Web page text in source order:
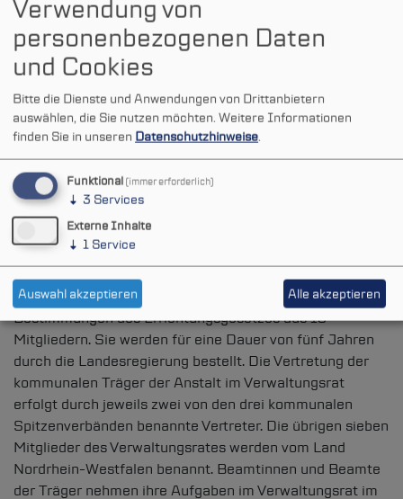
Gemeinden, Kreise und Landschaftsverbände des Landes
Nordrhein-Westfalen, die der Anstalt beigetreten sind.
Mehr erfahren
Der Verwaltungsrat der
d-NRWAöR
Der Verwaltungsrat der
AöR besteht nach den
Bestimmungen des Errichtungsgesetzes aus 13
Mitgliedern. Sie werden für eine Dauer von fünf Jahren
durch die Landesregierung bestellt. Die Vertretung der
kommunalen Träger der Anstalt im Verwaltungsrat
erfolgt durch jeweils zwei von den drei kommunalen
Spitzenverbänden benannte Vertreter. Die übrigen sieben
Mitglieder des Verwaltungsrates werden vom Land
Nordrhein-Westfalen benannt. Beamtinnen und Beamte
der Träger nehmen ihre Aufgaben im Verwaltungsrat im
Verwendung von
personenbezogenen Daten
und Cookies
Bitte die Dienste und Anwendungen von Drittanbietern
auswählen, die Sie nutzen möchten. Weitere Informationen
finden Sie in unseren Datenschutzhinweise.
Funktional(immer erforderlich)
↓ 3 Services
Externe Inhalte
↓ 1 Service
Auswahl akzeptieren Alle akzeptieren